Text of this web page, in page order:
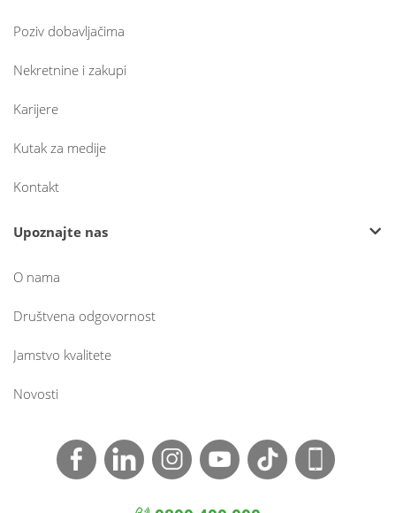
Poziv dobavljačima
Nekretnine i zakupi
Karijere
Kutak za medije
Kontakt
Upoznajte nas
O nama
Društvena odgovornost
Jamstvo kvalitete
Novosti